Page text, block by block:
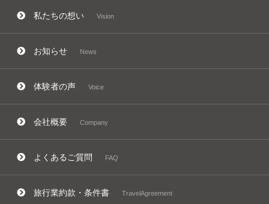
私たちの想い Vision
お知らせ News
体験者の声 Voice
会社概要 Company
よくあるご質問 FAQ
旅行業約款・条件書 TravelAgreement